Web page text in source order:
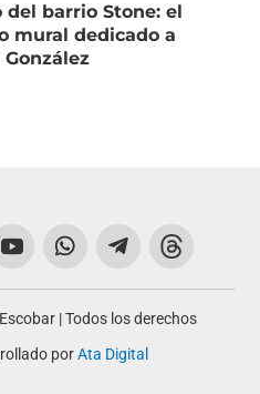
del barrio Stone: el
mural dedicado a
González
| Todos los derechos
porAta Digital